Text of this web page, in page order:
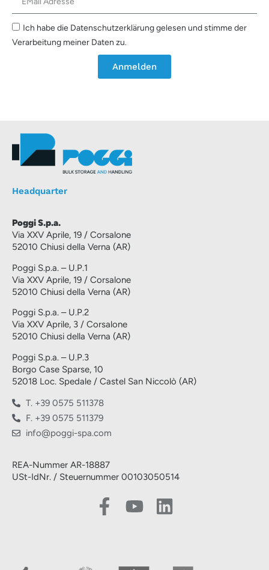
Ich habe die Datenschutzerklärung gelesen und stimme der
Verarbeitung meiner Daten zu.
Anmelden
Headquarter
Poggi S.p.a.
Via XXV Aprile, 19 / Corsalone
52010 Chiusi della Verna (AR)
Poggi S.p.a. – U.P.1
Via XXV Aprile, 19 / Corsalone
52010 Chiusi della Verna (AR)
Poggi S.p.a. – U.P.2
Via XXV Aprile, 3 / Corsalone
52010 Chiusi della Verna (AR)
Poggi S.p.a. – U.P.3
Borgo Case Sparse, 10
52018 Loc. Spedale / Castel San Niccolò (AR)
T. +39 0575 511378
F. +39 0575 511379
info@poggi-spa.com
REA-Nummer AR-18887
USt-IdNr. / Steuernummer 00103050514